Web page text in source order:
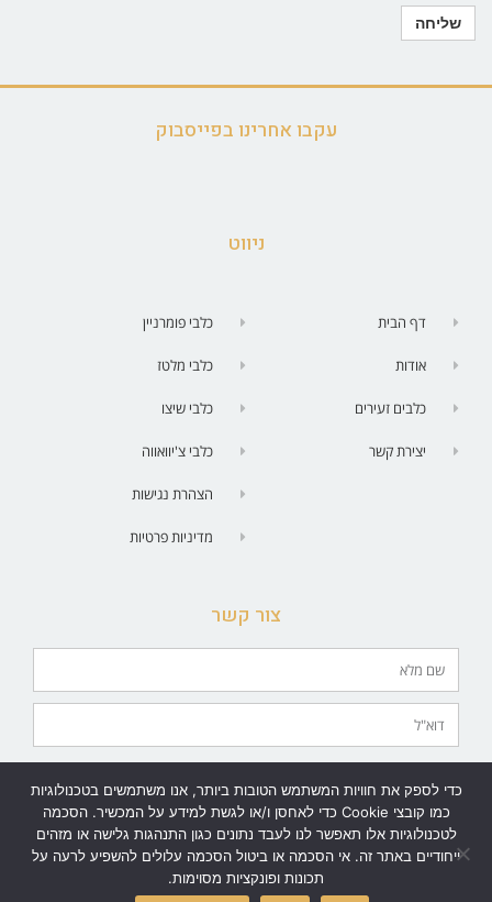
עקבו אחרינו בפייסבוק
ניווט
דף הבית
אודות
כלבים זעירים
יצירת קשר
כלבי פומרניין
כלבי מלטז
כלבי שיצו
כלבי צ'יוואווה
הצהרת נגישות
מדיניות פרטיות
צור קשר
שלח
כדי לספק את חוויות המשתמש הטובות ביותר, אנו משתמשים בטכנולוגיות
כמו קובצי Cookie כדי לאחסן ו/או לגשת למידע על המכשיר. הסכמה
לטכנולוגיות אלו תאפשר לנו לעבד נתונים כגון התנהגות גלישה או מזהים
ייחודיים באתר זה. אי הסכמה או ביטול הסכמה עלולים להשפיע לרעה על
תכונות ופונקציות מסוימות.